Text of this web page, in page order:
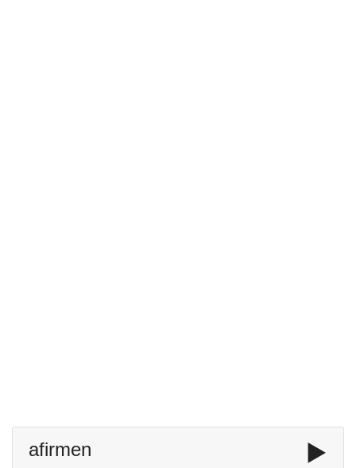
afirmen ▶️